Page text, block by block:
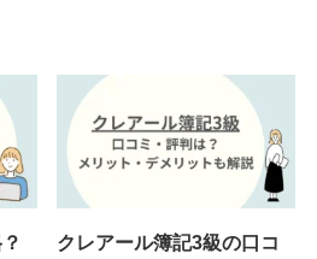
クレアール簿記3級の口コ